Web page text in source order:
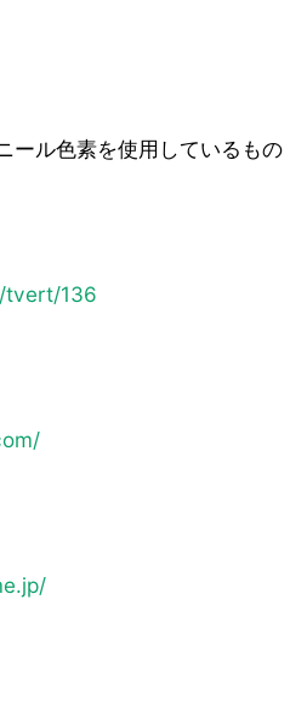
ール色素を使用しているもの
136